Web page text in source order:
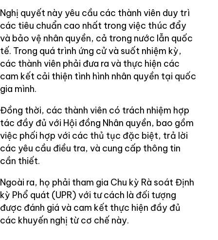
Nghị quyết này yêu cầu các thành viên duy trì
các tiêu chuẩn cao nhất trong việc thúc đẩy
và bảo vệ nhân quyền, cả trong nước lẫn quốc
tế. Trong quá trình ứng cử và suốt nhiệm kỳ,
các thành viên phải đưa ra và thực hiện các
cam kết cải thiện tình hình nhân quyền tại quốc
gia mình.
Đồng thời, các thành viên có trách nhiệm hợp
tác đầy đủ với Hội đồng Nhân quyền, bao gồm
việc phối hợp với các thủ tục đặc biệt, trả lời
các yêu cầu điều tra, và cung cấp thông tin
cần thiết.
Ngoài ra, họ phải tham gia Chu kỳ Rà soát Định
kỳ Phổ quát (UPR) với tư cách là đối tượng
được đánh giá và cam kết thực hiện đầy đủ
các khuyến nghị từ cơ chế này.